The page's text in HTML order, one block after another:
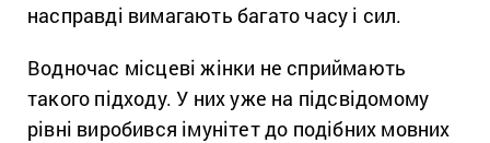
насправді вимагають багато часу і сил.
Водночас місцеві жінки не сприймають
такого підходу. У них уже на підсвідомому
рівні виробився імунітет до подібних мовних